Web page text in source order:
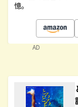
憶。
AD